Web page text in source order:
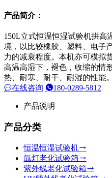
产品简介：
150L立式恒温恒湿试验机拱高
境，以比较橡胶、塑料、电子
力的减衰程度。本机亦可模拟
高温高湿下，褪色，收缩的情
热、耐寒、耐干、耐湿的性能。
在线咨询
180-0289-5812
产品说明
产品分类
恒温恒湿试验机
氙灯老化试验箱
紫外线老化试验箱